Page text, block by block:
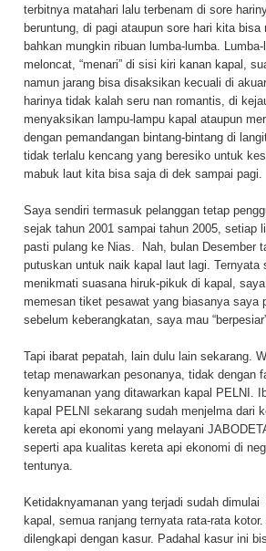
terbitnya matahari lalu terbenam di sore
beruntung, di pagi ataupun sore hari kita
bahkan mungkin ribuan lumba-lumba.
meloncat, “menari” di sisi kiri kanan kapal,
namun jarang bisa disaksikan kecuali di
harinya tidak kalah seru nan romantis, di
menyaksikan lampu-lampu kapal ataupun
dengan pemandangan bintang-bintang di
tidak terlalu kencang yang beresiko untuk
mabuk laut kita bisa saja di dek sampai pagi.
Saya sendiri termasuk pelanggan tetap
sejak tahun 2001 sampai tahun 2005, setiap
pasti pulang ke Nias. Nah, bulan Desember
putuskan untuk naik kapal laut lagi. Ternyata
menikmati suasana hiruk-pikuk di kapal,
memesan tiket pesawat yang biasanya saya
sebelum keberangkatan, saya mau
Tapi ibarat pepatah, lain dulu lain sekarang.
tetap menawarkan pesonanya, tidak dengan
kenyamanan yang ditawarkan kapal PELNI.
kapal PELNI sekarang sudah menjelma dari
kereta api ekonomi yang melayani
seperti apa kualitas kereta api ekonomi di
tentunya.
Ketidaknyamanan yang terjadi sudah
kapal, semua ranjang ternyata rata-rata
dilengkapi dengan kasur. Padahal kasur ini